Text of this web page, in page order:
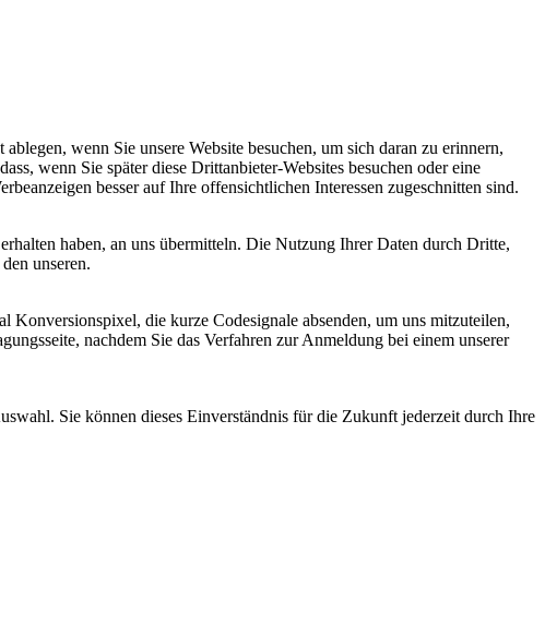
wenn Sie unsere Website besuchen, um sich daran zu erinnern,
wenn Sie später diese Drittanbieter-Websites besuchen oder eine
besser auf Ihre offensichtlichen Interessen zugeschnitten sind.
haben, an uns übermitteln. Die Nutzung Ihrer Daten durch Dritte,
unseren.
die kurze Codesignale absenden, um uns mitzuteilen,
nachdem Sie das Verfahren zur Anmeldung bei einem unserer
Sie können dieses Einverständnis für die Zukunft jederzeit durch Ihre